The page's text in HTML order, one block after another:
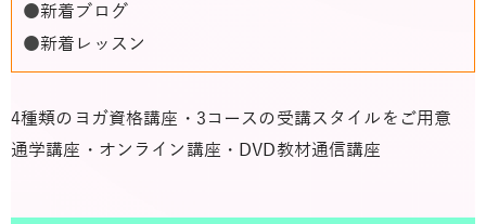
●新着ブログ
●新着レッスン
4種類のヨガ資格講座・3コースの受講スタイルをご用意
通学講座・オンライン講座・DVD教材通信講座